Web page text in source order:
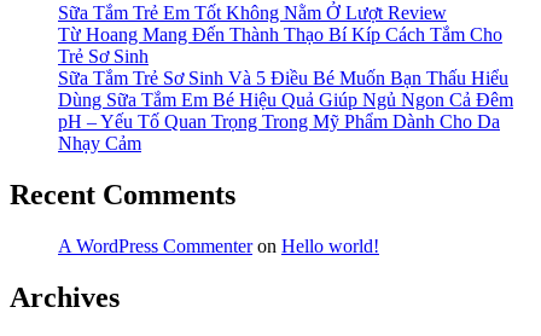
bạn
nên
Sữa Tắm Trẻ Em Tốt Không Nằm Ở Lượt Review
Từ Hoang Mang Đến Thành Thạo Bí Kíp Cách Tắm Cho
Trẻ Sơ Sinh
Sữa Tắm Trẻ Sơ Sinh Và 5 Điều Bé Muốn Bạn Thấu Hiểu
Dùng Sữa Tắm Em Bé Hiệu Quả Giúp Ngủ Ngon Cả Đêm
pH – Yếu Tố Quan Trọng Trong Mỹ Phẩm Dành Cho Da
Nhạy Cảm
Recent Comments
A WordPress Commenteron Hello world!
Archives